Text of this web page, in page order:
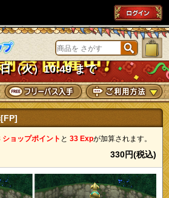
DQXショップ
（火）10:49 まで
ショップポイント と 33 Expが加算されます。
330円(税込)